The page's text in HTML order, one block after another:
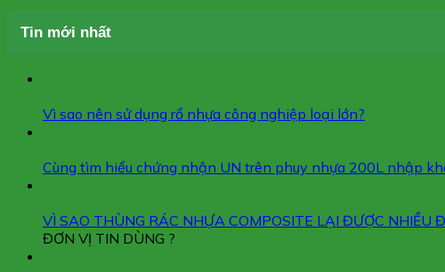
Tin mới nhất
Vì sao nên sử dụng rổ nhựa công nghiệp loại lớn?
Cùng tìm hiểu chứng nhận UN trên phuy nhựa 200L nhập
VÌ SAO THÙNG RÁC NHỰA COMPOSITE LẠI ĐƯỢC NHIỀU
ĐƠN VỊ TIN DÙNG ?